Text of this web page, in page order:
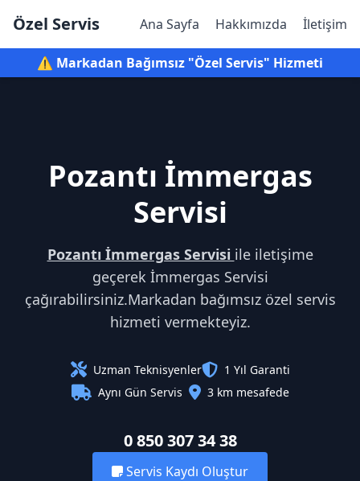
Özel Servis Ana Sayfa Hakkımızda İletişim
⚠️ Markadan Bağımsız "Özel Servis" Hizmeti
Pozantı İmmergas
Servisi
Pozantı İmmergas Servisi ile iletişime
geçerek İmmergas Servisi
çağırabilirsiniz.Markadan bağımsız özel servis
hizmeti vermekteyiz.
Uzman Teknisyenler
1 Yıl Garanti
Aynı Gün Servis
3 km mesafede
0 850 307 34 38
Servis Kaydı Oluştur